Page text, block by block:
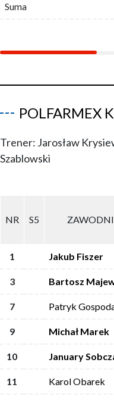
Suma
Suma
POLFARMEX
Trener: Jarosław
Szablowski
NR S5
1 Jakub Fiszer
3 Bartosz
7 Patryk
9 Michał Marek
10 January
11 Karol Obarek
NR S5
1 Jakub Fiszer
3 Bartosz
7 Patryk
9 Michał Marek
10 January
11 Karol Obarek